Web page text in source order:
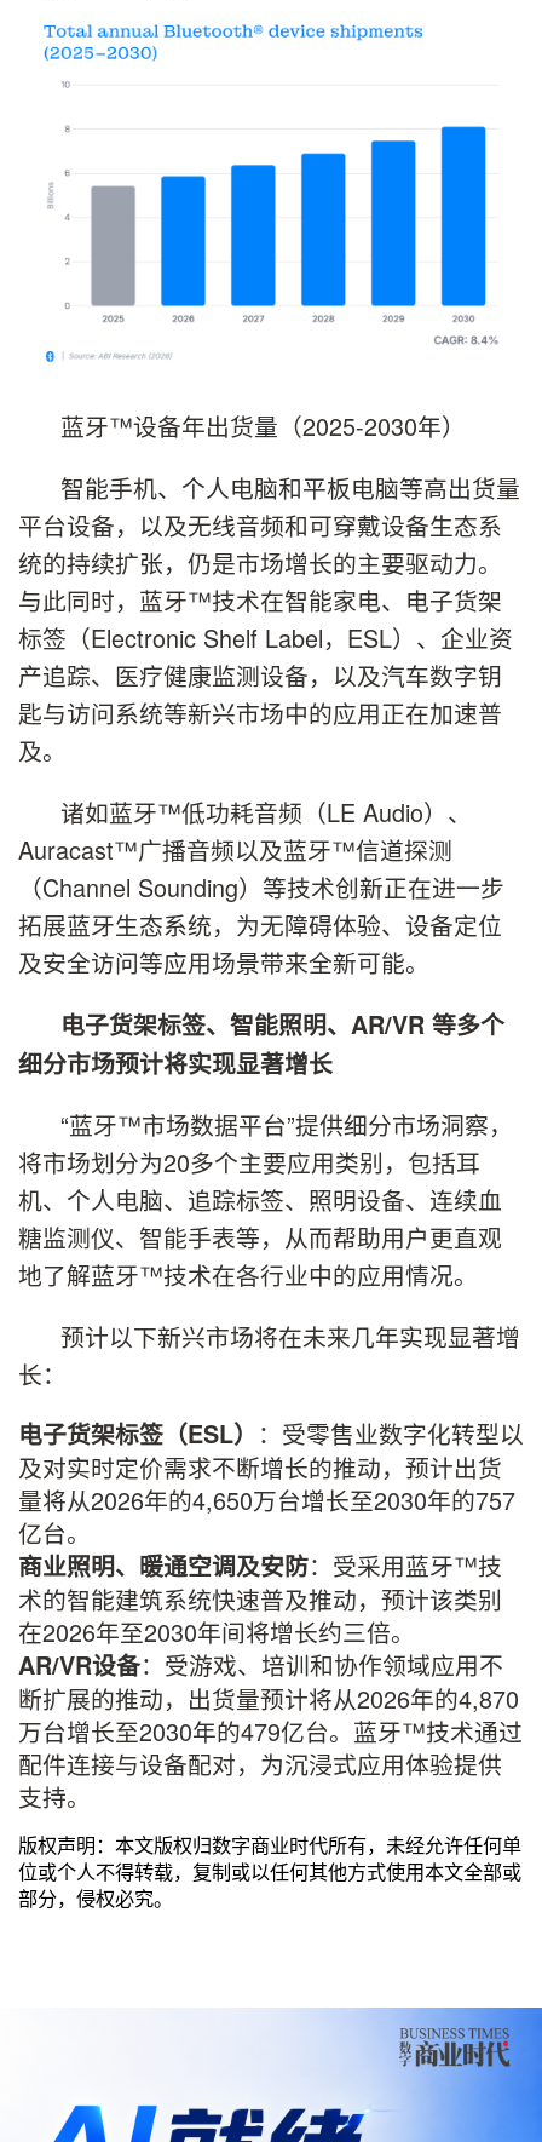
蓝牙™️设备年出货量（2025-2030年）
智能手机、个人电脑和平板电脑等高出货量
平台设备，以及无线音频和可穿戴设备生态系
统的持续扩张，仍是市场增长的主要驱动力。
与此同时，蓝牙™技术在智能家电、电子货架
标签（Electronic Shelf Label，ESL）、企业资
产追踪、医疗健康监测设备，以及汽车数字钥
匙与访问系统等新兴市场中的应用正在加速普
及。
诸如蓝牙™低功耗音频（LE Audio）、
Auracast™广播音频以及蓝牙™信道探测
（Channel Sounding）等技术创新正在进一步
拓展蓝牙生态系统，为无障碍体验、设备定位
及安全访问等应用场景带来全新可能。
电子货架标签、智能照明、 AR/VR 等多个
细分市场预计将实现显著增长
“蓝牙™市场数据平台”提供细分市场洞察，
将市场划分为20多个主要应用类别，包括耳
机、个人电脑、追踪标签、照明设备、连续血
糖监测仪、智能手表等，从而帮助用户更直观
地了解蓝牙™技术在各行业中的应用情况。
预计以下新兴市场将在未来几年实现显著增
长：
电子货架标签（ESL） ：受零售业数字化转型以
及对实时定价需求不断增长的推动，预计出货
量将从2026年的4,650万台增长至2030年的757
亿台。
商业照明、暖通空调及安防：受采用蓝牙™技
术的智能建筑系统快速普及推动，预计该类别
在2026年至2030年间将增长约三倍。
AR/VR设备：受游戏、培训和协作领域应用不
断扩展的推动，出货量预计将从2026年的4,870
万台增长至2030年的479亿台。蓝牙™技术通过
配件连接与设备配对，为沉浸式应用体验提供
支持。
版权声明：本文版权归数字商业时代所有，未经允许任何单
位或个人不得转载，复制或以任何其他方式使用本文全部或
部分，侵权必究。